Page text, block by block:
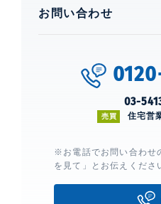
お問い合わせ
03-
売買 住宅営
※お電話でお問い合わせ
を見て」とお伝えくださ